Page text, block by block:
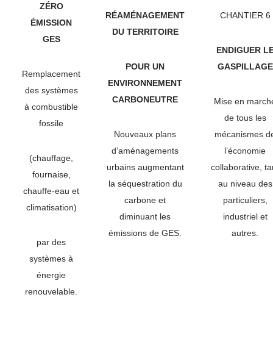
ZÉRO
ÉMISSION
GES
Remplacement
des systèmes
à combustible
fossile
(chauffage,
fournaise,
chauffe-eau et
climatisation)
par des
systèmes à
énergie
renouvelable.
RÉAMÉNAGEMENT
DU TERRITOIRE
POUR UN
ENVIRONNEMENT
CARBONEUTRE
Nouveaux plans
d’aménagements
urbains augmentant
la séquestration du
carbone et
diminuant les
émissions de GES.
CHANTIER 6
ENDIGUER
GASPILLAGE
Mise en
de tous les
mécanismes
l’économie
collaborative,
au niveau des
particuliers,
industriel et
autres.